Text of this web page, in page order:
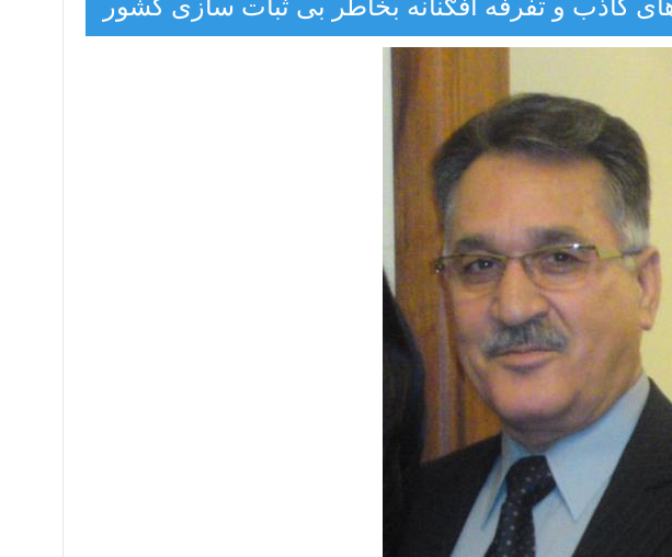
کاذب و تفرفه افګنانه بخاطر بی ثبات سازی کشور